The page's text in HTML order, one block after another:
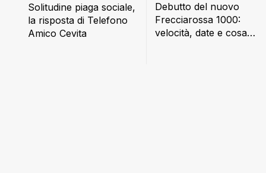
Solitudine piaga sociale,
la risposta di Telefono
Amico Cevita
Debutto del nuovo
Frecciarossa 1000:
velocità, date e cosa